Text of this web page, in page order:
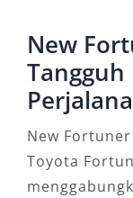
New
New
Toyota